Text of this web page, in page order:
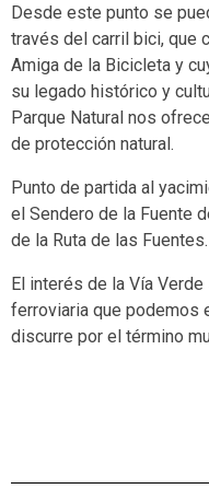
Desde este punto se
través del carril bici, que
Amiga de la Bicicleta y
su legado histórico y
Parque Natural nos
de protección natural.
Punto de partida al
el Sendero de la Fuente
de la Ruta de las Fuentes.
El interés de la Vía
ferroviaria que podemos
discurre por el término